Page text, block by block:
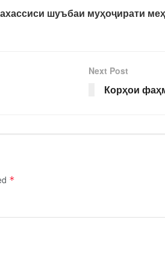
шуъбаи муҳоҷирати
Next Post
Корҳои
*